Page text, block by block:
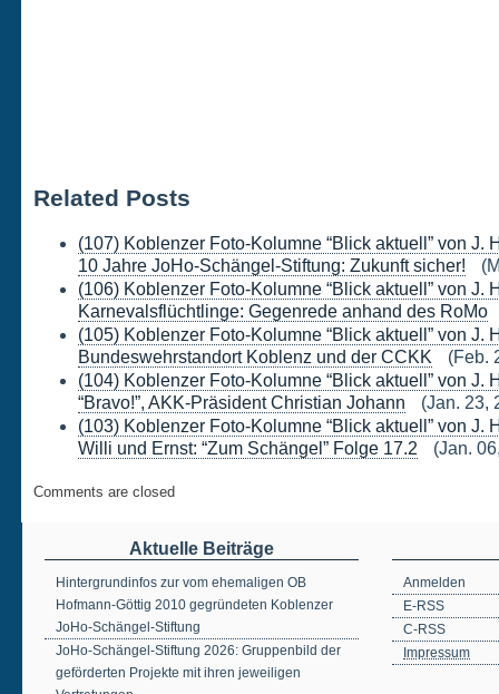
Related Posts
(107) Koblenzer Foto-Kolumne “Blick aktuell” von J.
10 Jahre JoHo-Schängel-Stiftung: Zukunft sicher!
(106) Koblenzer Foto-Kolumne “Blick aktuell” von J.
Karnevalsflüchtlinge: Gegenrede anhand des RoMo
(105) Koblenzer Foto-Kolumne “Blick aktuell” von J.
Bundeswehrstandort Koblenz und der CCKK
(Feb.
(104) Koblenzer Foto-Kolumne “Blick aktuell” von J.
“Bravo!”, AKK-Präsident Christian Johann
(Jan. 23,
(103) Koblenzer Foto-Kolumne “Blick aktuell” von J.
Willi und Ernst: “Zum Schängel” Folge 17.2
(Jan.
Comments are closed
Aktuelle Beiträge
Hintergrundinfos zur vom ehemaligen OB
Hofmann-Göttig 2010 gegründeten Koblenzer
JoHo-Schängel-Stiftung
JoHo-Schängel-Stiftung 2026: Gruppenbild der
geförderten Projekte mit ihren jeweiligen
Anmelden
E-RSS
C-RSS
Impressum